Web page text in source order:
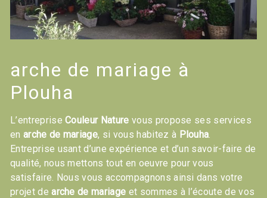
arche de mariage à
Plouha
L’entrepriseCouleur Nature vous propose ses services
en arche de mariage, si vous habitez à Plouha
Entreprise usant d’une expérience et d’un savoir-faire de
qualité, nous mettons tout en oeuvre pour vous
satisfaire. Nous vous accompagnons ainsi dans votre
projet dearche de mariage et sommes à l’écoute de vos